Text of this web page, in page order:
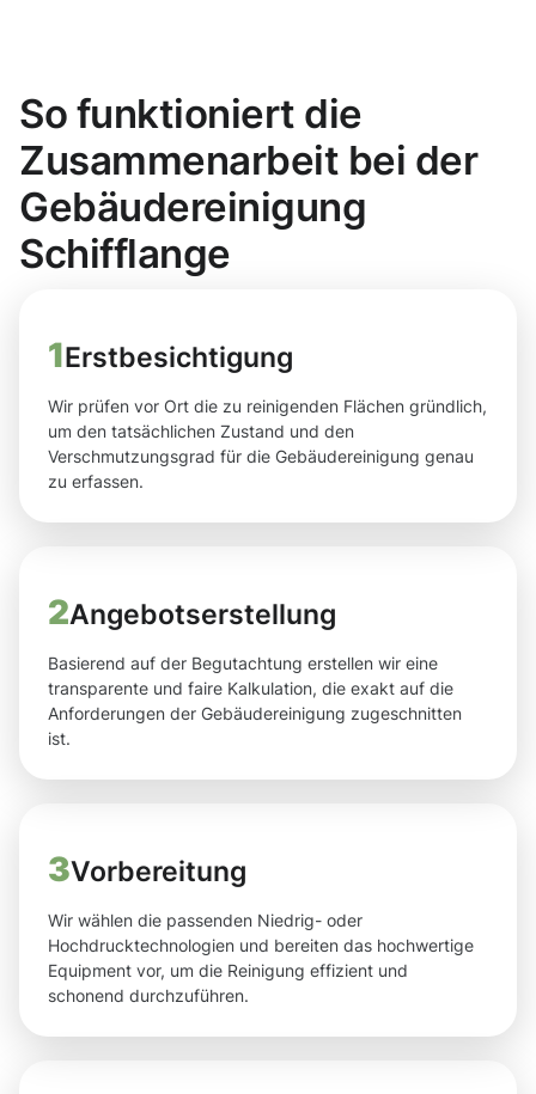
So funktioniert die
Zusammenarbeit bei der
Gebäudereinigung
Schifflange
1Erstbesichtigung
Wir prüfen vor Ort die zu reinigenden Flächen gründlich,
um den tatsächlichen Zustand und den
Verschmutzungsgrad für die Gebäudereinigung genau
zu erfassen.
2Angebotserstellung
Basierend auf der Begutachtung erstellen wir eine
transparente und faire Kalkulation, die exakt auf die
Anforderungen der Gebäudereinigung zugeschnitten
ist.
3Vorbereitung
Wir wählen die passenden Niedrig- oder
Hochdrucktechnologien und bereiten das hochwertige
Equipment vor, um die Reinigung effizient und
schonend durchzuführen.